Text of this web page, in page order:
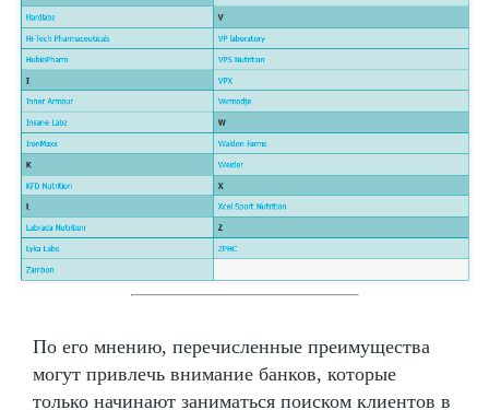
По его мнению, перечисленные преимущества
могут привлечь внимание банков, которые
только начинают заниматься поиском клиентов в